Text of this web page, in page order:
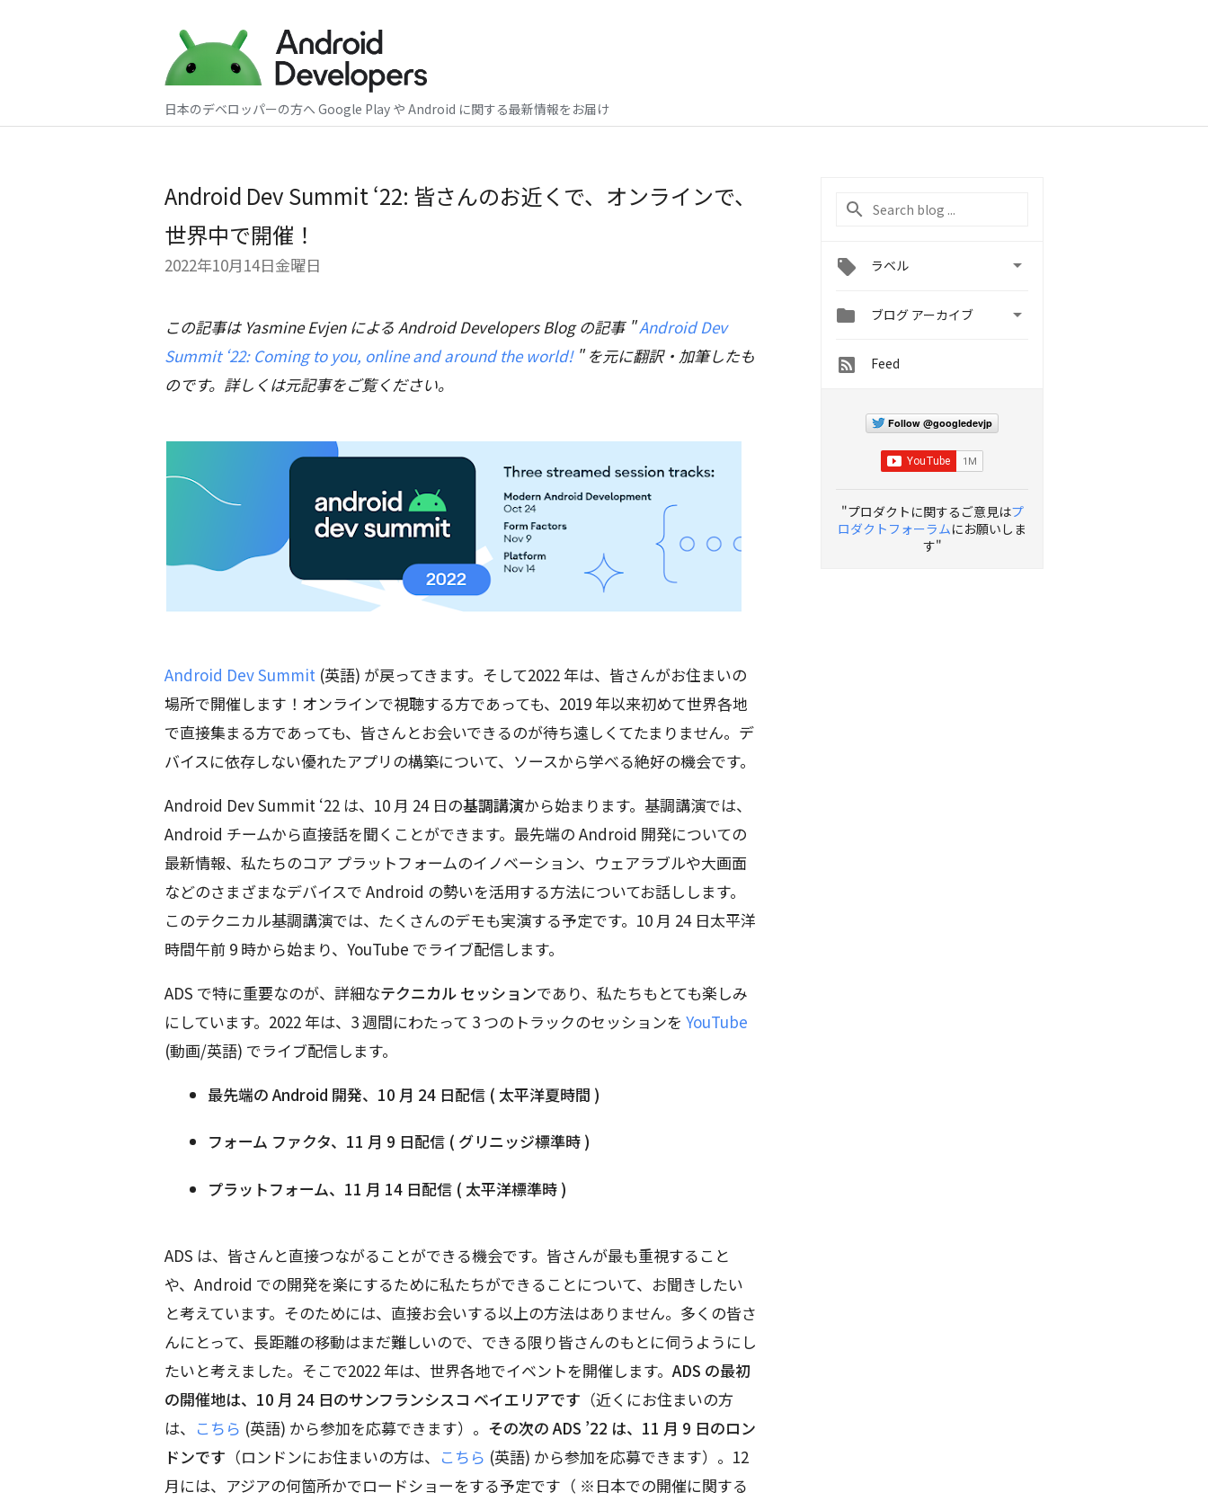
日本のデベロッパーの方へ Google Play や Android に関する最新情報をお届け
Android Dev Summit ‘22: 皆さんのお近くで、オンラインで、
世界中で開催！
2022年10月14日金曜日
この記事は Yasmine Evjen による Android Developers Blog の記事 "Android Dev
Summit ‘22: Coming to you, online and around the world! " を元に翻訳・加筆したも
のです。詳しくは元記事をご覧ください。
Android Dev Summit (英語) が戻ってきます。そして2022 年は、皆さんがお住まいの
場所で開催します！オンラインで視聴する方であっても、2019 年以来初めて世界各地
で直接集まる方であっても、皆さんとお会いできるのが待ち遠しくてたまりません。デ
バイスに依存しない優れたアプリの構築について、ソースから学べる絶好の機会です。
Android Dev Summit ‘22 は、10 月 24 日の基調講演から始まります。基調講演では、
Android チームから直接話を聞くことができます。最先端の Android 開発についての
最新情報、私たちのコア プラットフォームのイノベーション、ウェアラブルや大画面
などのさまざまなデバイスで Android の勢いを活用する方法についてお話しします。
このテクニカル基調講演では、たくさんのデモも実演する予定です。10 月 24 日太平洋
時間午前 9 時から始まり、YouTube でライブ配信します。
ADS で特に重要なのが、詳細なテクニカル セッションであり、私たちもとても楽しみ
にしています。2022 年は、3 週間にわたって 3 つのトラックのセッションを YouTube
(動画/英語) でライブ配信します。
最先端の Android 開発、10 月 24 日配信 ( 太平洋夏時間 )
フォーム ファクタ、11 月 9 日配信 ( グリニッジ標準時 )
プラットフォーム、11 月 14 日配信 ( 太平洋標準時 )
ADS は、皆さんと直接つながることができる機会です。皆さんが最も重視すること
や、Android での開発を楽にするために私たちができることについて、お聞きしたい
と考えています。そのためには、直接お会いする以上の方法はありません。多くの皆さ
んにとって、長距離の移動はまだ難しいので、できる限り皆さんのもとに伺うようにし
たいと考えました。そこで2022 年は、世界各地でイベントを開催します。 ADS の最初
の開催地は、10 月 24 日のサンフランシスコ ベイエリアです （近くにお住まいの方
は、 こちら (英語) から参加を応募できます）。 その次の ADS ’22 は、11 月 9 日のロン
ドンです （ロンドンにお住まいの方は、 こちら (英語) から参加を応募できます）。12
月には、アジアの何箇所かでロードショーをする予定です（ ※日本での開催に関する
ラベル 
 ブログ アーカイブ 
Feed
Follow @googledevjp
"プロダクトに関するご意見はプ
ロダクトフォーラムにお願いしま
す"